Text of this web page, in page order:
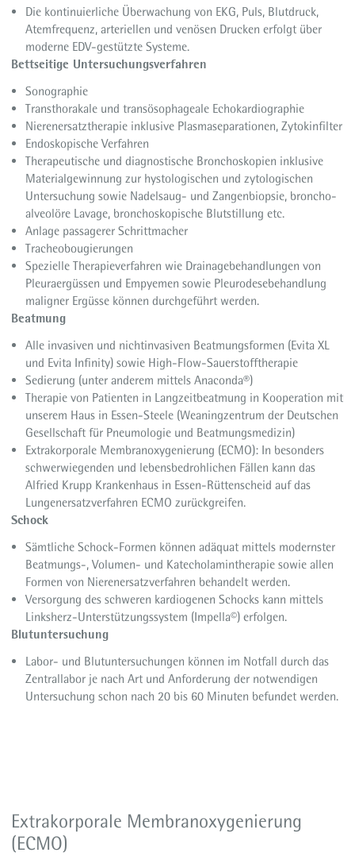
Die kontinuierliche Überwachung von EKG, Puls, Blutdruck,
Atemfrequenz, arteriellen und venösen Drucken erfolgt über
moderne EDV-gestützte Systeme.
Bettseitige Untersuchungsverfahren
Sonographie
Transthorakale und transösophageale Echokardiographie
Nierenersatztherapie inklusive Plasmaseparationen, Zytokinfilter
Endoskopische Verfahren
Therapeutische und diagnostische Bronchoskopien inklusive
Materialgewinnung zur hystologischen und zytologischen
Untersuchung sowie Nadelsaug- und Zangenbiopsie, broncho-
alveolöre Lavage, bronchoskopische Blutstillung etc.
Anlage passagerer Schrittmacher
Tracheobougierungen
Spezielle Therapieverfahren wie Drainagebehandlungen von
Pleuraergüssen und Empyemen sowie Pleurodesebehandlung
maligner Ergüsse können durchgeführt werden.
Beatmung
Alle invasiven und nichtinvasiven Beatmungsformen (Evita XL
und Evita Infinity) sowie High-Flow-Sauerstofftherapie
Sedierung (unter anderem mittels Anaconda®)
Therapie von Patienten in Langzeitbeatmung in Kooperation mit
unserem Haus in Essen-Steele (Weaningzentrum der Deutschen
Gesellschaft für Pneumologie und Beatmungsmedizin)
Extrakorporale Membranoxygenierung (ECMO): In besonders
schwerwiegenden und lebensbedrohlichen Fällen kann das
Alfried Krupp Krankenhaus in Essen-Rüttenscheid auf das
Lungenersatzverfahren ECMO zurückgreifen.
Schock
Sämtliche Schock-Formen können adäquat mittels modernster
Beatmungs-, Volumen- und Katecholamintherapie sowie allen
Formen von Nierenersatzverfahren behandelt werden.
Versorgung des schweren kardiogenen Schocks kann mittels
Linksherz-Unterstützungssystem (Impella©) erfolgen.
Blutuntersuchung
Labor- und Blutuntersuchungen können im Notfall durch das
Zentrallabor je nach Art und Anforderung der notwendigen
Untersuchung schon nach 20 bis 60 Minuten befundet werden.
Extrakorporale Membranoxygenierung
(ECMO)